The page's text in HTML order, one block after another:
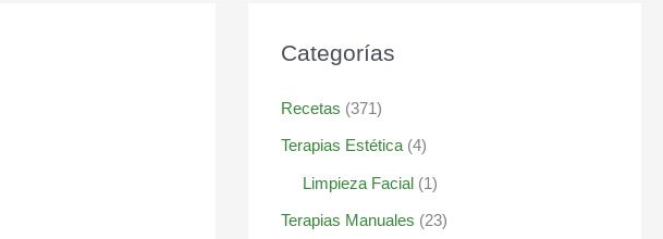
Categorías
Recetas (371)
Terapias Estética(4)
Limpieza Facial(1)
Terapias Manuales (23)